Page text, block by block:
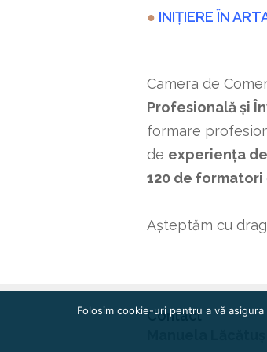
● INIȚIERE ÎN
Camera de
Profesională și
formare
de experiența
120 de formatori
Așteptăm cu
Contact
Folosim cookie-uri pentru a vă